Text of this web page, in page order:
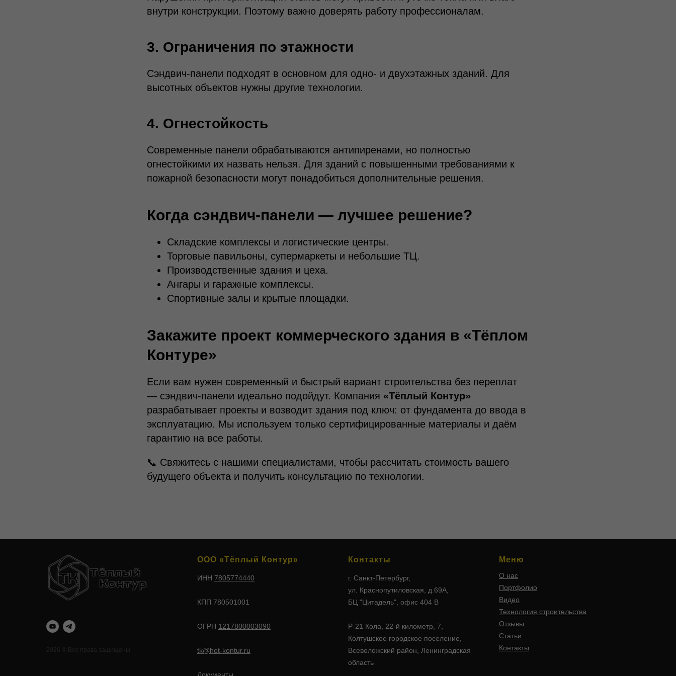
внутри конструкции. Поэтому важно доверять работу профессионалам.
3. Ограничения по этажности
Сэндвич-панели подходят в основном для одно- и двухэтажных зданий. Для
высотных объектов нужны другие технологии.
4. Огнестойкость
Современные панели обрабатываются антипиренами, но полностью
огнестойкими их назвать нельзя. Для зданий с повышенными требованиями к
пожарной безопасности могут понадобиться дополнительные решения.
Когда сэндвич-панели — лучшее решение?
Складские комплексы и логистические центры.
Торговые павильоны, супермаркеты и небольшие ТЦ.
Производственные здания и цеха.
Ангары и гаражные комплексы.
Спортивные залы и крытые площадки.
Закажите проект коммерческого здания в «Тёплом
Контуре»
Если вам нужен современный и быстрый вариант строительства без переплат
— сэндвич-панели идеально подойдут. Компания «Тёплый Контур»
разрабатывает проекты и возводит здания под ключ: от фундамента до ввода в
эксплуатацию. Мы используем только сертифицированные материалы и даём
гарантию на все работы.
📞 Свяжитесь с нашими специалистами, чтобы рассчитать стоимость вашего
будущего объекта и получить консультацию по технологии.
2026 © Все права защищены
ООО «Тёплый Контур»
ИНН 7805774440
КПП 780501001
ОГРН 1217800003090
tk@hot-kontur.ru
Документы
Контакты
г. Санкт-Петербург,
ул. Краснопутиловская, д.69А,
БЦ "Цитадель", офис 404 В
Р-21 Кола, 22-й километр, 7,
Колтушское городское поселение,
Всеволожский район, Ленинградская
область
Меню
О нас
Портфолио
Видео
Технология строительства
Отзывы
Статьи
Контакты